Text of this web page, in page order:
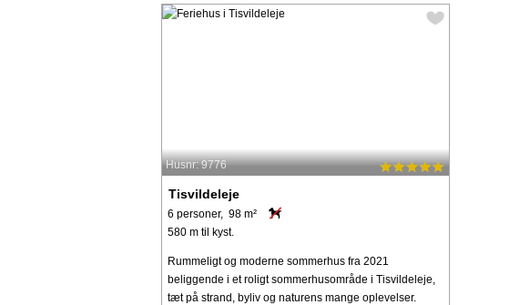
Husnr: 9776
Tisvildeleje
6 personer, 98 m²
580 m til kyst.
Rummeligt og moderne sommerhus fra 2021
beliggende i et roligt sommerhusområde i Tisvildeleje,
tæt på strand, byliv og naturens mange oplevelser.